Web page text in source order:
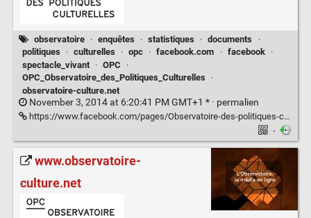
observatoire · enquêtes · statistiques · documents
·
politiques
· culturelles · opc · facebook.com · facebook
·
spectacle_vivant
· OPC
·
OPC_Observatoire_des_Politiques_Culturelles
·
observatoire-culture.net
November 3, 2014 at 6:20:41 PM GMT+1 * · permalien
https://www.facebook.com/pages/Observatoire-des-politiques-culturelles/720954121253987?ref=ts&fref=ts
·
www.observatoire-
culture.net